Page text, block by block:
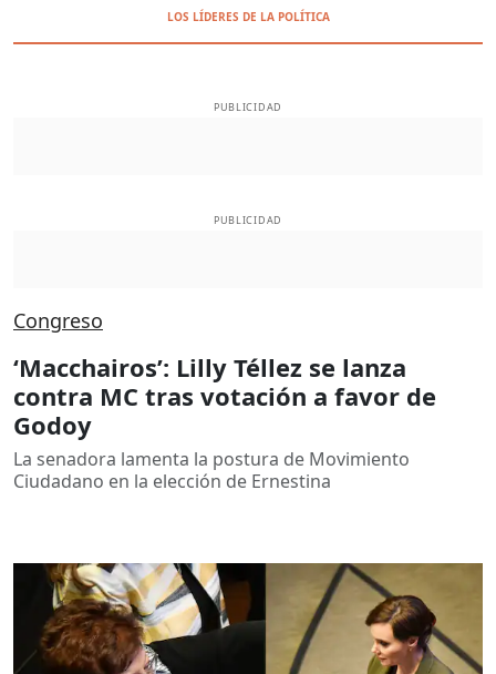
LOS LÍDERES DE LA POLÍTICA
PUBLICIDAD
PUBLICIDAD
Congreso
‘Macchairos’: Lilly Téllez se lanza
contra MC tras votación a favor de
Godoy
La senadora lamenta la postura de Movimiento
Ciudadano en la elección de Ernestina